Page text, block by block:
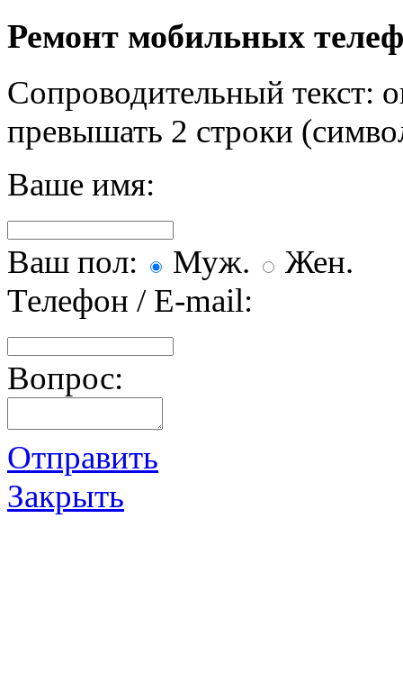
Ремонт мобильных
Сопроводительный текст:
превышать 2 строки
Ваше имя:
Ваш пол: Муж.
Жен.
Телефон / E-mail:
Вопрос:
Отправить
Закрыть